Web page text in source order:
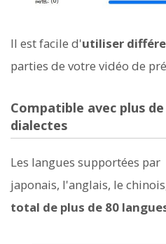
Il est facile d'utiliser
parties de votre vidéo de
Compatible avec plus
dialectes
Les langues supportées
japonais, l'anglais, le
total de plus de 80